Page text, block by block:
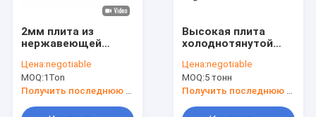
2мм плита из
нержавеющей
DIN 2000мм
Цена:negotiable
MOQ:1Ton
Получить последнюю цену
Высокая плита
холоднотянутой
Matt SB листа
нержавеющей
стали твердости
Цена:negotiable
MOQ:5 тонн
Получить последнюю цену